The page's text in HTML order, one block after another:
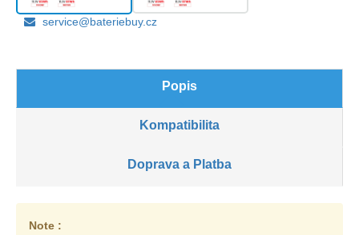
service@bateriebuy.cz
Popis
Kompatibilita
Doprava a Platba
Note :